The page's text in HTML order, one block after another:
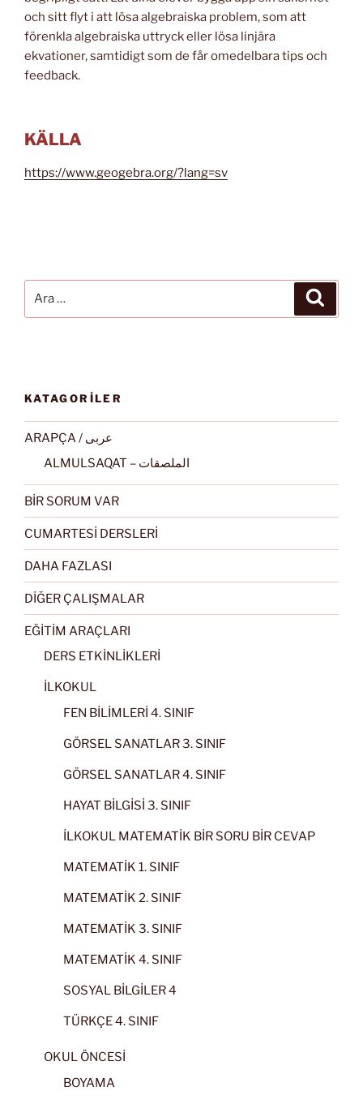
och sitt flyt i att lösa algebraiska problem, som att
förenkla algebraiska uttryck eller lösa linjära
ekvationer, samtidigt som de får omedelbara tips och
feedback.
KÄLLA
https://www.geogebra.org/?lang=sv
KATAGORİLER
ARAPÇA / عربى
ALMULSAQAT – الملصقات
BİR SORUM VAR
CUMARTESİ DERSLERİ
DAHA FAZLASI
DİĞER ÇALIŞMALAR
EĞİTİM ARAÇLARI
DERS ETKİNLİKLERİ
İLKOKUL
FEN BİLİMLERİ 4. SINIF
GÖRSEL SANATLAR 3. SINIF
GÖRSEL SANATLAR 4. SINIF
HAYAT BİLGİSİ 3. SINIF
İLKOKUL MATEMATİK BİR SORU BİR CEVAP
MATEMATİK 1. SINIF
MATEMATİK 2. SINIF
MATEMATİK 3. SINIF
MATEMATİK 4. SINIF
SOSYAL BİLGİLER 4
TÜRKÇE 4. SINIF
OKUL ÖNCESİ
BOYAMA